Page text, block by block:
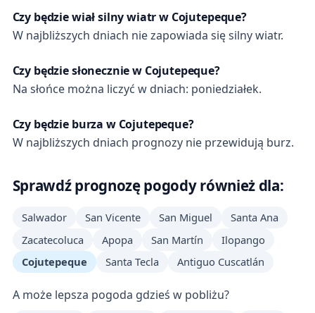
Czy będzie wiał silny wiatr w Cojutepeque?
W najbliższych dniach nie zapowiada się silny wiatr.
Czy będzie słonecznie w Cojutepeque?
Na słońce można liczyć w dniach: poniedziałek.
Czy będzie burza w Cojutepeque?
W najbliższych dniach prognozy nie przewidują burz.
Sprawdź prognozę pogody również dla:
Salwador San Vicente San Miguel
Santa Ana
Zacatecoluca
Apopa San Martín
Ilopango
Cojutepeque
Santa Tecla Antiguo Cuscatlán
A może lepsza pogoda gdzieś w pobliżu?